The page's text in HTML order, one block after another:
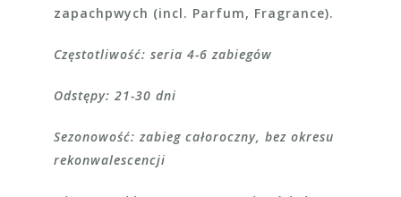
zapachpwych (incl. Parfum, Fragrance).
Częstotliwość: seria 4-6 zabiegów
Odstępy: 21-30 dni
Sezonowość: zabieg całoroczny, bez okresu
rekonwalescencji